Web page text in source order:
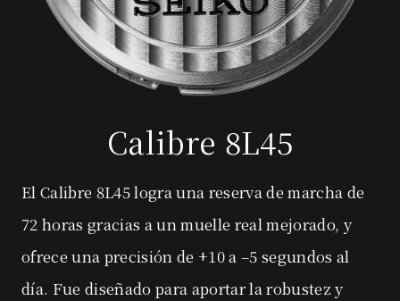
Calibre 8L45
El Calibre 8L45 logra una reserva de marcha de
72 horas gracias a un muelle real mejorado, y
ofrece una precisión de +10 a –5 segundos al
día. Fue diseñado para aportar la robustez y